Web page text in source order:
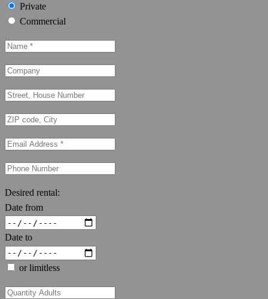
Private
Commercial
Desired rental:
Date from
Date to
or limitless